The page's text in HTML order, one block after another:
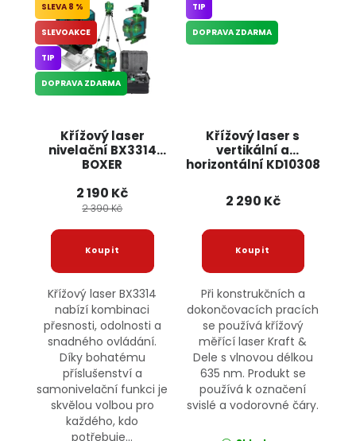
Křížový laser
nivelační BX3314
BOXER
8 %
SLEVOAKCE
TIP
DOPRAVA ZDARMA
2 190 Kč
2 390 Kč
Křížový laser BX3314
nabízí kombinaci
přesnosti, odolnosti a
snadného ovládání.
Díky bohatému
příslušenství a
samonivelační funkci je
skvělou volbou pro
každého, kdo
potřebuje...
Křížový laser s
vertikální a
horizontální KD10308
TIP
DOPRAVA ZDARMA
2 290 Kč
Při konstrukčních a
dokončovacích pracích
se používá křížový
měřící laser Kraft &
Dele s vlnovou délkou
635 nm. Produkt se
používá k označení
svislé a vodorovné čáry.